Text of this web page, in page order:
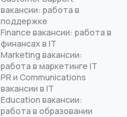
вакансии: работа в
поддержке
Finance вакансии: работа в
финансах в IT
Marketing вакансии:
работа в маркетинге IT
PR и Communications
вакансии в IT
Education вакансии:
работа в образовании